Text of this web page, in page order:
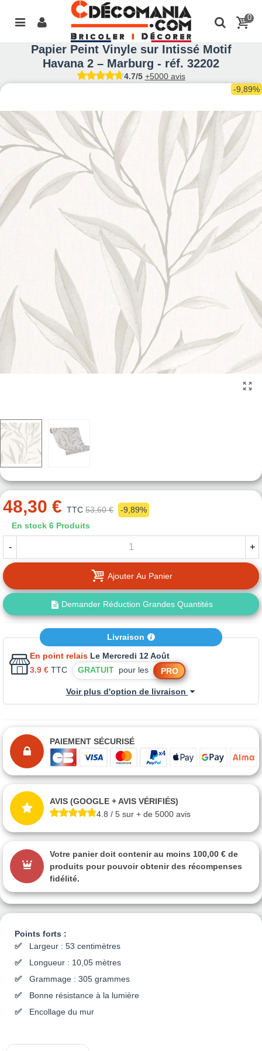
0
Papier Peint Vinyle sur Intissé Motif
Havana 2 – Marburg - réf. 32202
4.7/5 +5000 avis
-9,89%
Points forts :
Largeur : 53 centimètres
Longueur : 10,05 mètres
Grammage : 305 grammes
Bonne résistance à la lumière
Encollage du mur
48,30 € TTC 53,60 €
-9,89%
En stock 6 Produits
- +
Ajouter Au Panier
Demander Réduction Grandes Quantités
Livraison
En point relais Le Mercredi 12 Août
3.9 € TTC GRATUIT pour les PRO
Voir plus d'option de livraison
PAIEMENT SÉCURISÉ
AVIS (GOOGLE + AVIS VÉRIFIÉS)
4.8 / 5 sur + de 5000 avis
Votre panier doit contenir au moins 100,00 € de
produits pour pouvoir obtenir des récompenses
fidélité.